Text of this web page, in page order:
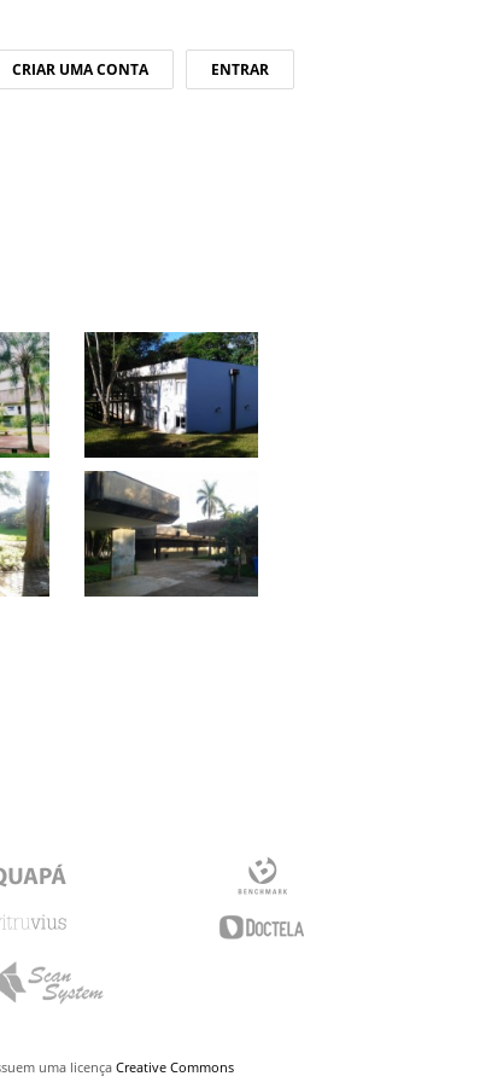
ENTRAR
CRIAR UMA CONTA
uma licençaCreative Commons